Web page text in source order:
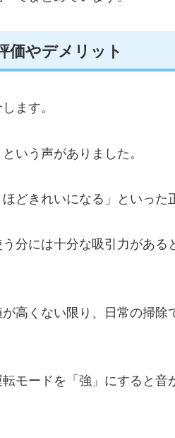
価やデメリット
ます。
いう声がありました。
どきれいになる」といった
分には十分な吸引力がある
高くない限り、日常の掃除
モードを「強」にすると音